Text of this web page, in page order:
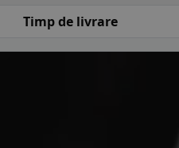
Timp de livrare